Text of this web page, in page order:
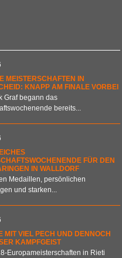
MEISTERSCHAFTEN IN
KNAPP AM FINALE VORBEI
Graf begann das
bereits...
FÜR DEN
IN WALLDORF
Medaillen, persönlichen
und starken...
MIT VIEL PECH UND DENNOCH
KAMPFGEIST
Europameisterschaften in Rieti